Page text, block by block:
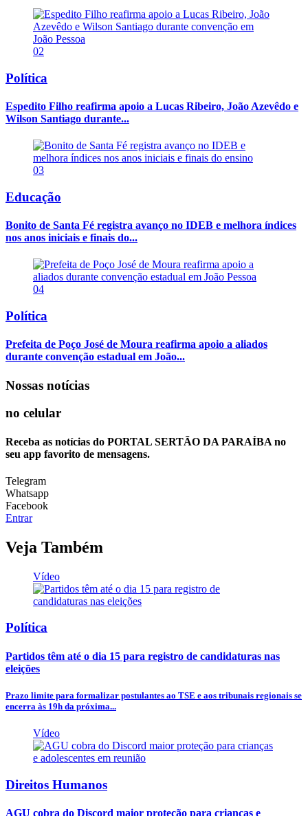
02
Política
Espedito Filho reafirma apoio a Lucas Ribeiro, João Azevêdo e
Wilson Santiago durante...
03
Educação
Bonito de Santa Fé registra avanço no IDEB e melhora índices
nos anos iniciais e finais do...
04
Política
Prefeita de Poço José de Moura reafirma apoio a aliados
durante convenção estadual em João...
Nossas notícias
no celular
Receba as notícias do PORTAL SERTÃO DA PARAÍBA no
seu app favorito de mensagens.
Telegram
Whatsapp
Facebook
Entrar
Veja Também
Vídeo
Política
Partidos têm até o dia 15 para registro de candidaturas nas
eleições
Prazo limite para formalizar postulantes ao TSE e aos tribunais regionais se
encerra às 19h da próxima...
Vídeo
Direitos Humanos
AGU cobra do Discord maior proteção para crianças e